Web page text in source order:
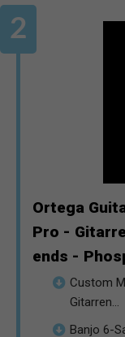
Ortega
Pro -
ends -
Custom
Gitarren...
Banjo 6-